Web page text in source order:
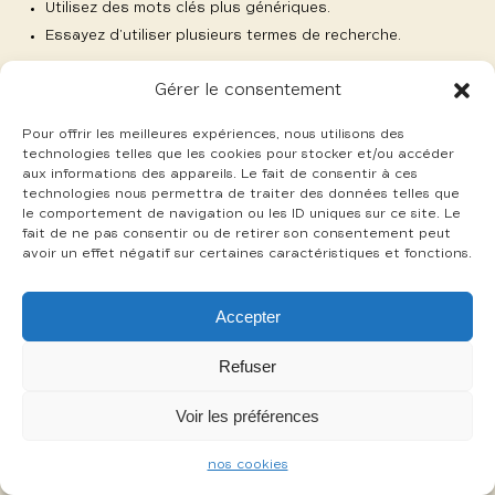
Gérer le consentement
Pour offrir les meilleures expériences, nous utilisons des
technologies telles que les cookies pour stocker et/ou accéder
aux informations des appareils. Le fait de consentir à ces
technologies nous permettra de traiter des données telles que
le comportement de navigation ou les ID uniques sur ce site. Le
fait de ne pas consentir ou de retirer son consentement peut
avoir un effet négatif sur certaines caractéristiques et fonctions.
Accepter
Refuser
Voir les préférences
nos cookies
Utilisez des mots clés plus génériques.
Essayez d’utiliser plusieurs termes de recherche.
-
mentions légales